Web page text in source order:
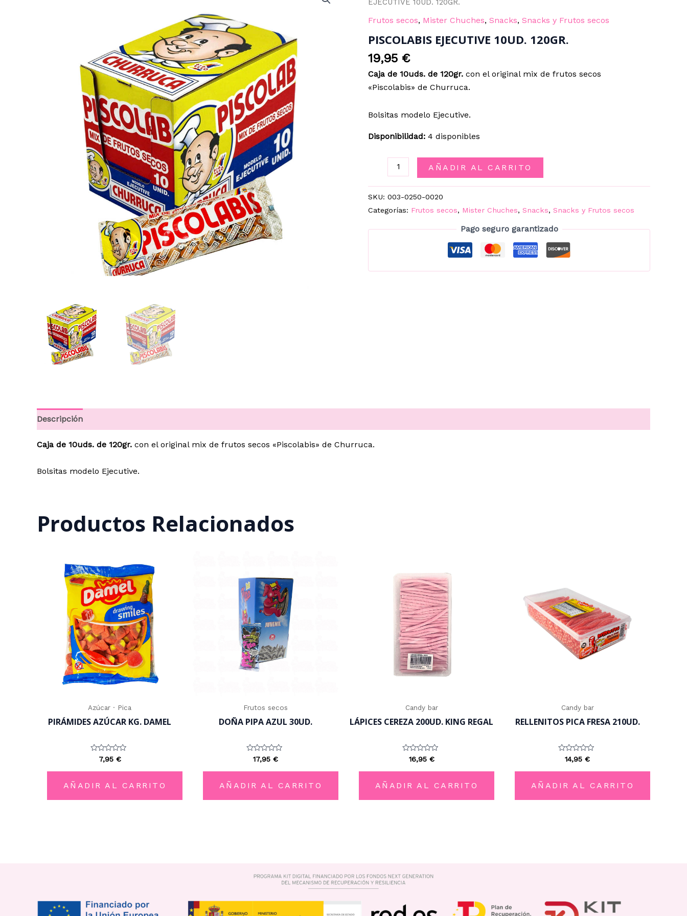
EJECUTIVE 10UD. 120GR.
Frutos secos, Mister Chuches, Snacks, Snacks y Frutos secos
PISCOLABIS EJECUTIVE 10UD. 120GR.
19,95 €
Caja de 10uds. de 120gr. con el original mix de frutos secos
«Piscolabis» de Churruca.
Bolsitas modelo Ejecutive.
Disponibilidad: 4 disponibles
PISCOLABIS
EJECUTIVE
10UD.
cantidad
AÑADIR AL CARRITO
SKU: 003-0250-0020
Categorías: Frutos secos, Mister Chuches, Snacks, Snacks y Frutos secos
Pago seguro garantizado
Descripción
Caja de 10uds. de 120gr. con el original mix de frutos secos «Piscolabis» de Churruca.
Bolsitas modelo Ejecutive.
Productos Relacionados
Azúcar · Pica
PIRÁMIDES AZÚCAR KG. DAMEL
Valorado
0
5
7,95 €
AÑADIR AL CARRITO
Frutos secos
DOÑA PIPA AZUL 30UD.
Valorado
0
5
17,95 €
AÑADIR AL CARRITO
Candy bar
LÁPICES CEREZA 200UD. KING REGAL
Valorado
0
5
16,95 €
AÑADIR AL CARRITO
Candy bar
RELLENITOS PICA FRESA 210UD.
Valorado
0
5
14,95 €
AÑADIR AL CARRITO